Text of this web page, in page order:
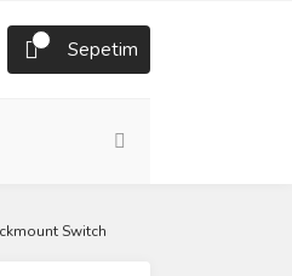
Sepetim
Switch